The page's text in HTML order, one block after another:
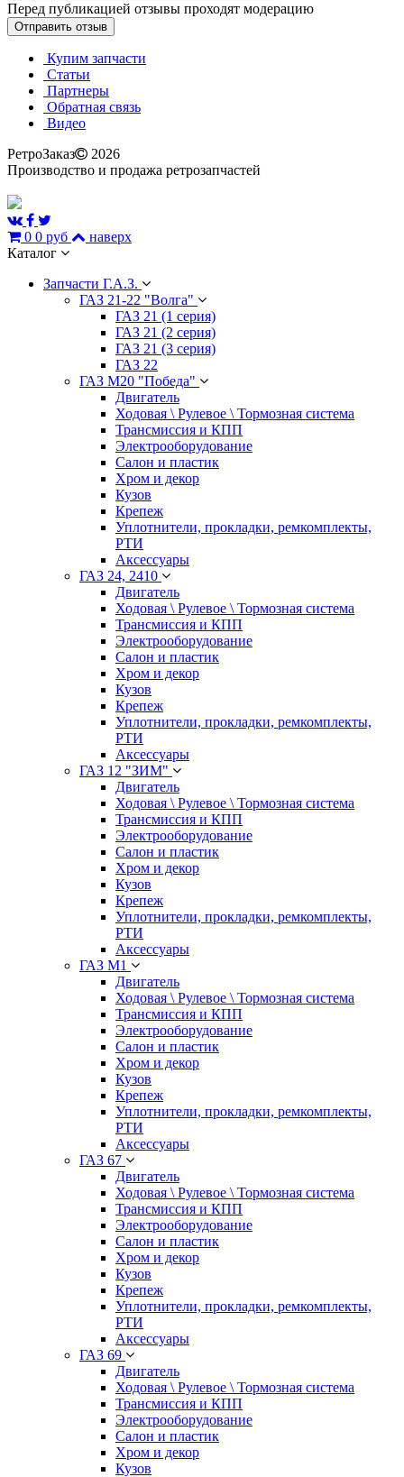
Перед публикацией отзывы проходят модерацию
Купим запчасти
Статьи
Партнеры
Обратная связь
Видео
РетроЗаказ
2026
Производство и продажа ретрозапчастей
0 0 руб
наверх
Каталог
Запчасти Г.А.З.
ГАЗ 21-22 "Волга"
ГАЗ 21 (1 серия)
ГАЗ 21 (2 серия)
ГАЗ 21 (3 серия)
ГАЗ 22
ГАЗ М20 "Победа"
Двигатель
Ходовая \ Рулевое \ Тормозная система
Трансмиссия и КПП
Электрооборудование
Салон и пластик
Хром и декор
Кузов
Крепеж
Уплотнители, прокладки, ремкомплекты,
РТИ
Аксессуары
ГАЗ 24, 2410
Двигатель
Ходовая \ Рулевое \ Тормозная система
Трансмиссия и КПП
Электрооборудование
Салон и пластик
Хром и декор
Кузов
Крепеж
Уплотнители, прокладки, ремкомплекты,
РТИ
Аксессуары
ГАЗ 12 "ЗИМ"
Двигатель
Ходовая \ Рулевое \ Тормозная система
Трансмиссия и КПП
Электрооборудование
Салон и пластик
Хром и декор
Кузов
Крепеж
Уплотнители, прокладки, ремкомплекты,
РТИ
Аксессуары
ГАЗ М1
Двигатель
Ходовая \ Рулевое \ Тормозная система
Трансмиссия и КПП
Электрооборудование
Салон и пластик
Хром и декор
Кузов
Крепеж
Уплотнители, прокладки, ремкомплекты,
РТИ
Аксессуары
ГАЗ 67
Двигатель
Ходовая \ Рулевое \ Тормозная система
Трансмиссия и КПП
Электрооборудование
Салон и пластик
Хром и декор
Кузов
Крепеж
Уплотнители, прокладки, ремкомплекты,
РТИ
Аксессуары
ГАЗ 69
Двигатель
Ходовая \ Рулевое \ Тормозная система
Трансмиссия и КПП
Электрооборудование
Салон и пластик
Хром и декор
Кузов